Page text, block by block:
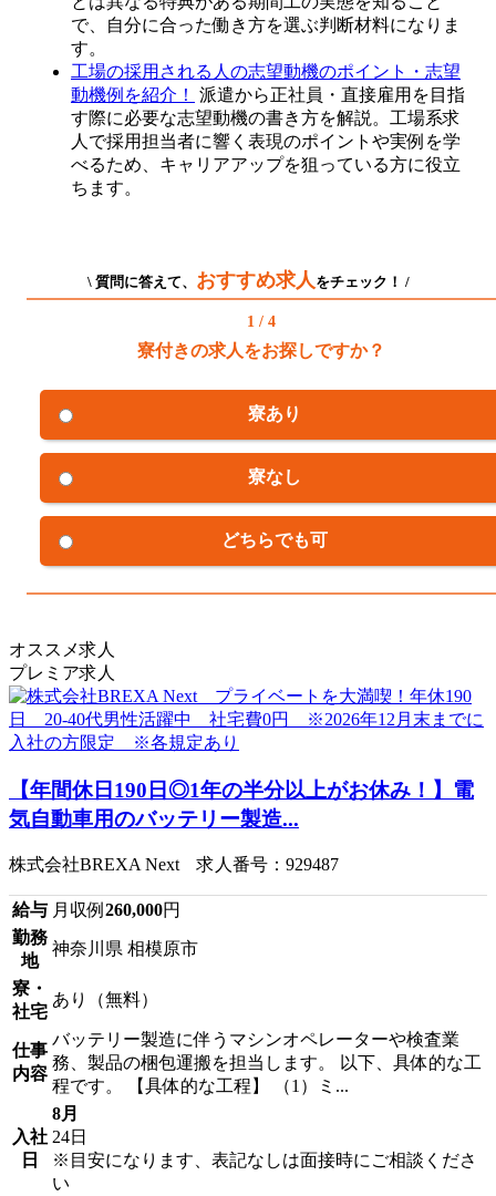
で、自分に合った働き方を選ぶ判断材料になりま
す。
工場の採用される人の志望動機のポイント・志望
動機例を紹介！
派遣から正社員・直接雇用を目指
す際に必要な志望動機の書き方を解説。工場系求
人で採用担当者に響く表現のポイントや実例を学
べるため、キャリアアップを狙っている方に役立
ちます。
\ 質問に答えて、 おすすめ求人 をチェック！ /
1 / 4
寮付きの求人をお探しですか？
寮あり
寮なし
どちらでも可
オススメ求人
プレミア求人
【年間休日190日◎1年の半分以上がお休み！】電
気自動車用のバッテリー製造...
株式会社BREXA Next 求人番号：929487
給与 月収例 260,000円
勤務
地
神奈川県 相模原市
寮・
社宅
あり（無料）
仕事
内容
バッテリー製造に伴うマシンオペレーターや検査業
務、製品の梱包運搬を担当します。 以下、具体的な工
程です。 【具体的な工程】 （1）ミ...
入社
日
8月
24日
※目安になります、表記なしは面接時にご相談くださ
い